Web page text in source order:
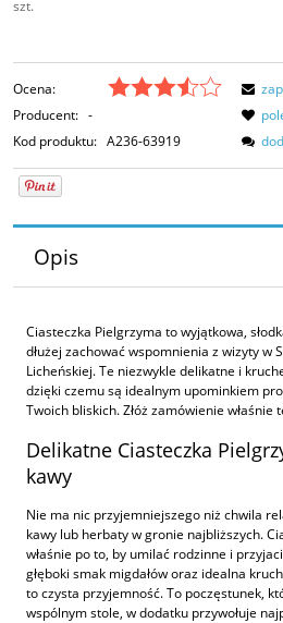
szt.
Ocena:
Producent: -
Kod produktu: A236-63919
Opis
Ciasteczka Pielgrzyma to wyjątkowa,
dłużej zachować wspomnienia z wizyty w
Licheńskiej. Te niezwykle delikatne i
dzięki czemu są idealnym upominkiem
Twoich bliskich. Złóż zamówienie właśnie
Delikatne Ciasteczka
kawy
Nie ma nic przyjemniejszego niż chwila
kawy lub herbaty w gronie najbliższych.
właśnie po to, by umilać rodzinne i
głęboki smak migdałów oraz idealna
to czysta przyjemność. To poczęstunek,
wspólnym stole, w dodatku przywołuje